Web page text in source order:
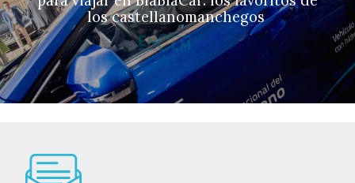
los castellanomanchegos